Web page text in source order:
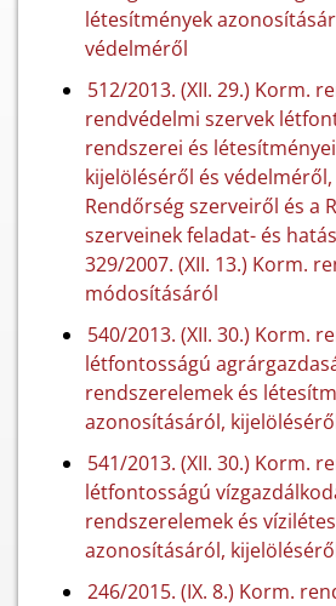
létesítmények
védelméről
512/2013. (XII. 29.) Korm.
rendvédelmi szervek
rendszerei és
kijelöléséről és
Rendőrség szerveiről és a
szerveinek feladat- és
329/2007. (XII. 13.) Korm.
módosításáról
540/2013. (XII. 30.) Korm.
létfontosságú
rendszerelemek és
azonosításáról,
541/2013. (XII. 30.) Korm.
létfontosságú
rendszerelemek és
azonosításáról,
246/2015. (IX. 8.) Korm.